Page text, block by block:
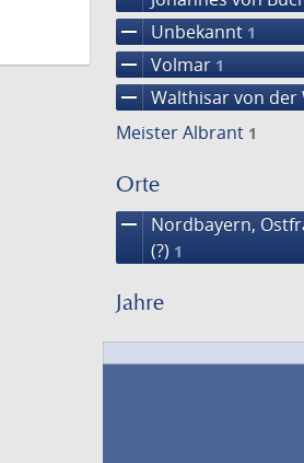
remove Unbekannt 1
remove Volmar 1
remove Walthisar von der
Meister Albrant 1
Orte
remove
Nordbayern,
(?) 1
Jahre